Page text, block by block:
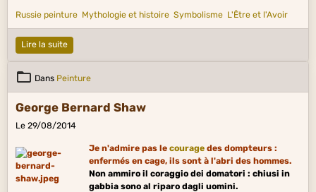
Russie peinture Mythologie et histoire Symbolisme L'Être et l'Avoir
Lire la suite
Dans Peinture
George Bernard Shaw
Le 29/08/2014
Je n'admire pas le couragedes dompteurs :
enfermés en cage, ils sont à l'abri des hommes.
Non ammiro il coraggio dei domatori : chiusi in
gabbia sono al riparo dagli uomini.